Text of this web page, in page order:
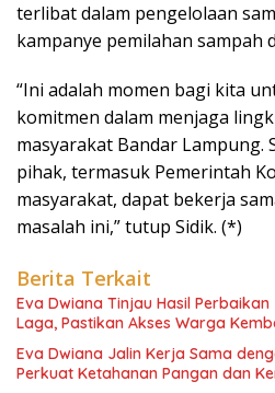
terlibat dalam pengelolaan
kampanye pemilahan sampah
“Ini adalah momen bagi kita
komitmen dalam menjaga
masyarakat Bandar Lampung.
pihak, termasuk Pemerintah
masyarakat, dapat bekerja
masalah ini,” tutup Sidik. (*)
Berita Terkait
Eva Dwiana Tinjau Hasil
Laga, Pastikan Akses Warga
Eva Dwiana Jalin Kerja Sama
Perkuat Ketahanan Pangan dan